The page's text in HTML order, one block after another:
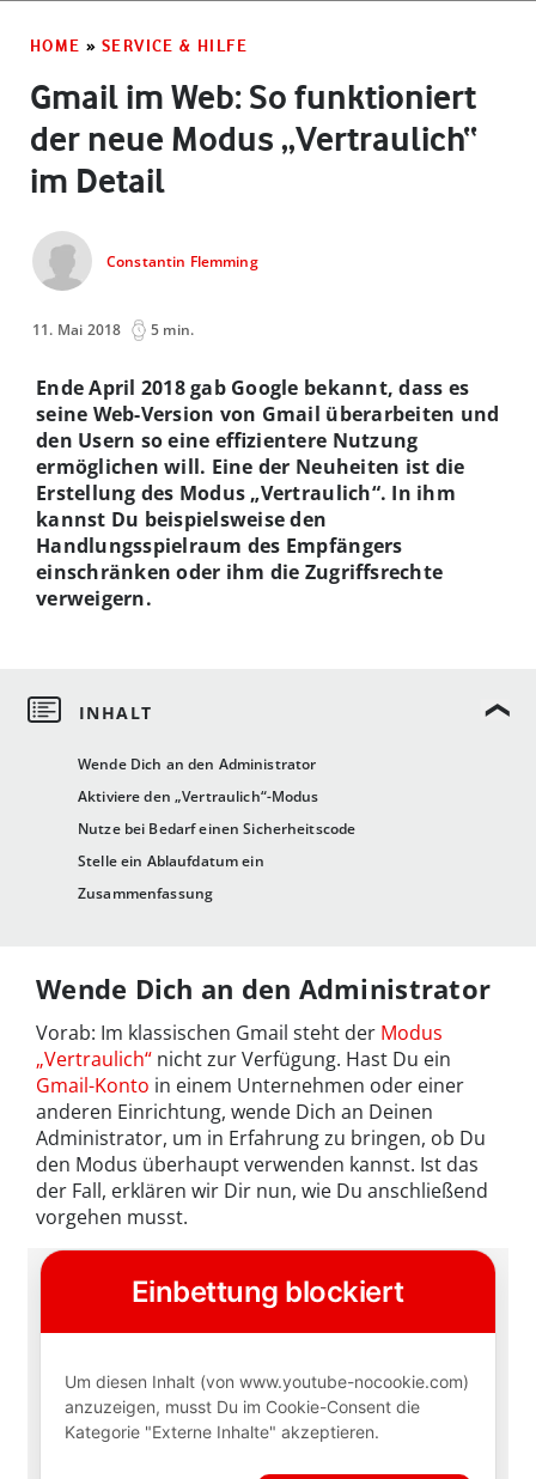
HOME » SERVICE & HILFE
Gmail im Web: So funktioniert
der neue Modus „Vertraulich“
im Detail
Constantin Flemming
11. Mai 2018 5 min.
Wende Dich an den Administrator
Aktiviere den „Vertraulich“-Modus
Nutze bei Bedarf einen Sicherheitscode
Stelle ein Ablaufdatum ein
Zusammenfassung
Ende April 2018 gab Google bekannt, dass es
seine Web-Version von Gmail überarbeiten und
den Usern so eine effizientere Nutzung
ermöglichen will. Eine der Neuheiten ist die
Erstellung des Modus „Vertraulich“. In ihm
kannst Du beispielsweise den
Handlungsspielraum des Empfängers
einschränken oder ihm die Zugriffsrechte
verweigern.
Wende Dich an den Administrator
Vorab: Im klassischen Gmail steht der Modus
„Vertraulich“ nicht zur Verfügung. Hast Du ein
Gmail-Konto in einem Unternehmen oder einer
anderen Einrichtung, wende Dich an Deinen
Administrator, um in Erfahrung zu bringen, ob Du
den Modus überhaupt verwenden kannst. Ist das
der Fall, erklären wir Dir nun, wie Du anschließend
vorgehen musst.